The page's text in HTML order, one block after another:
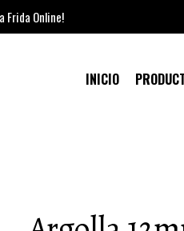
Frida Online!
INICIO